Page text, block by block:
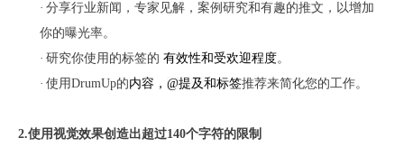
· 分享行业新闻，专家见解，案例研究和有趣的推文，以增加
你的曝光率。
· 研究你使用的标签的 有效性和受欢迎程度。
· 使用DrumUp的内容， @提及和标签推荐来简化您的工作。
2.使用视觉效果创造出超过140个字符的限制